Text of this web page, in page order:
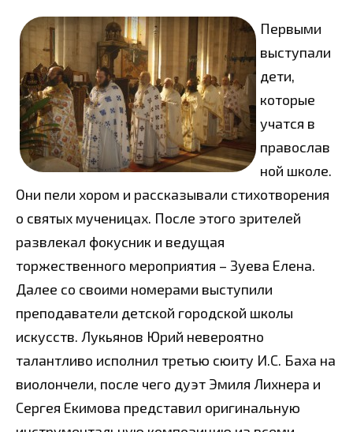
Первыми
выступали
дети,
которые
учатся в
православ
ной школе.
Они пели хором и рассказывали стихотворения
о святых мученицах. После этого зрителей
развлекал фокусник и ведущая
торжественного мероприятия – Зуева Елена.
Далее со своими номерами выступили
преподаватели детской городской школы
искусств. Лукьянов Юрий невероятно
талантливо исполнил третью сюиту И.С. Баха на
виолончели, после чего дуэт Эмиля Лихнера и
Сергея Екимова представил оригинальную